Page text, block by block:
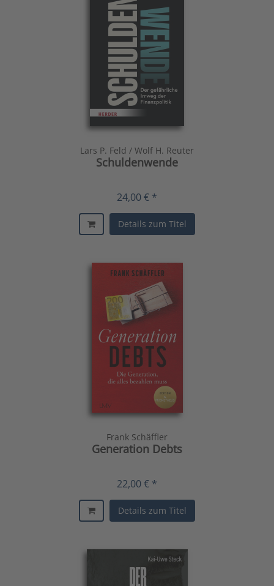
Lars P. Feld / Wolf H. Reuter
Schuldenwende
24,00 € *
Details zum Titel
Frank Schäffler
Generation Debts
22,00 € *
Details zum Titel